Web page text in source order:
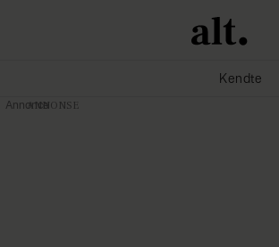
Kendte
Annonce